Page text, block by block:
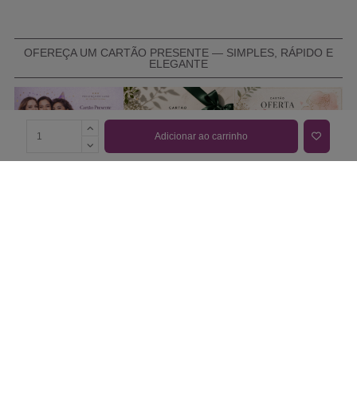
Adicionar ao carrinho
OFEREÇA UM CARTÃO PRESENTE — SIMPLES, RÁPIDO E
ELEGANTE